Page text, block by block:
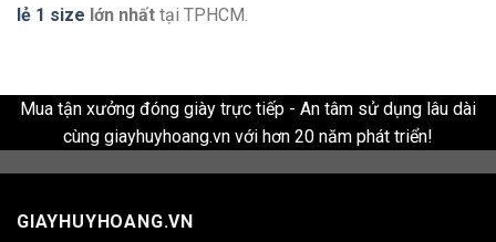
lẻ 1 size lớn nhất tại TPHCM.
Mua tận xưởng đóng giày trực tiếp - An tâm sử dụng lâu dài
cùng giayhuyhoang.vn với hơn 20 năm phát triển!
GIAYHUYHOANG.VN